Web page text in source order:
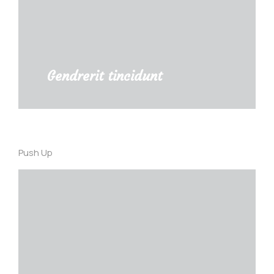
Gendrerit tincidunt
Push Up